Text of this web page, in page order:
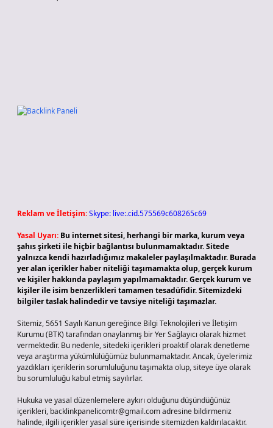
Reklam ve İletişim:Skype: live:.cid.575569c608265c69
Yasal Uyarı: Bu internet sitesi, herhangi bir marka, kurum veya
şahıs şirketi ile hiçbir bağlantısı bulunmamaktadır. Sitede
yalnızca kendi hazırladığımız makaleler paylaşılmaktadır. Burada
yer alan içerikler haber niteliği taşımamakta olup, gerçek kurum
ve kişiler hakkında paylaşım yapılmamaktadır. Gerçek kurum ve
kişiler ile isim benzerlikleri tamamen tesadüfidir. Sitemizdeki
bilgiler taslak halindedir ve tavsiye niteliği taşımazlar.
Sitemiz, 5651 Sayılı Kanun gereğince Bilgi Teknolojileri ve İletişim
Kurumu (BTK) tarafından onaylanmış bir Yer Sağlayıcı olarak hizmet
vermektedir. Bu nedenle, sitedeki içerikleri proaktif olarak denetleme
veya araştırma yükümlülüğümüz bulunmamaktadır. Ancak, üyelerimiz
yazdıkları içeriklerin sorumluluğunu taşımakta olup, siteye üye olarak
bu sorumluluğu kabul etmiş sayılırlar.
Hukuka ve yasal düzenlemelere aykırı olduğunu düşündüğünüz
içerikleri, backlinkpanelicomtr@gmail.comadresine bildirmeniz
halinde, ilgili içerikler yasal süre içerisinde sitemizden kaldırılacaktır.